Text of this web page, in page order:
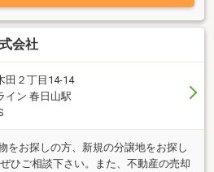
会社
田２丁目14-14
イン 春日山駅
をお探しの方、新規の分譲地をお探し
ひご相談下さい。また、不動産の売却